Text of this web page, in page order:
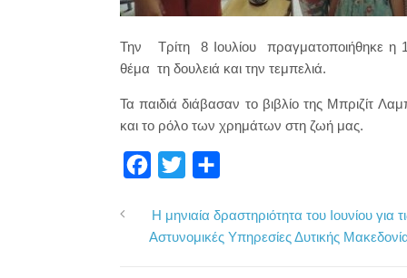
Την Τρίτη 8 Ιουλίου πραγματοποιήθηκε η
θέμα τη δουλειά και την τεμπελιά.
Τα παιδιά διάβασαν το βιβλίο της Μπριζίτ
και το ρόλο των χρημάτων στη ζωή μας.
c
e
i
t
ι
ρ
Η μηνιαία δραστηριότητα του Ιουνίου για
Αστυνομικές Υπηρεσίες Δυτικής